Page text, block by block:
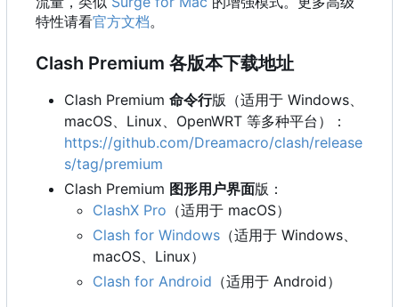
特性请看官方文档。
Clash Premium 各版本下载地址
Clash Premium 命令行版（适用于 Windows、
macOS、Linux、OpenWRT 等多种平台）：
https://github.com/Dreamacro/clash/release
s/tag/premium
Clash Premium 图形用户界面版：
ClashX Pro （适用于 macOS）
Clash for Windows （适用于 Windows、
macOS、Linux）
Clash for Android （适用于 Android）